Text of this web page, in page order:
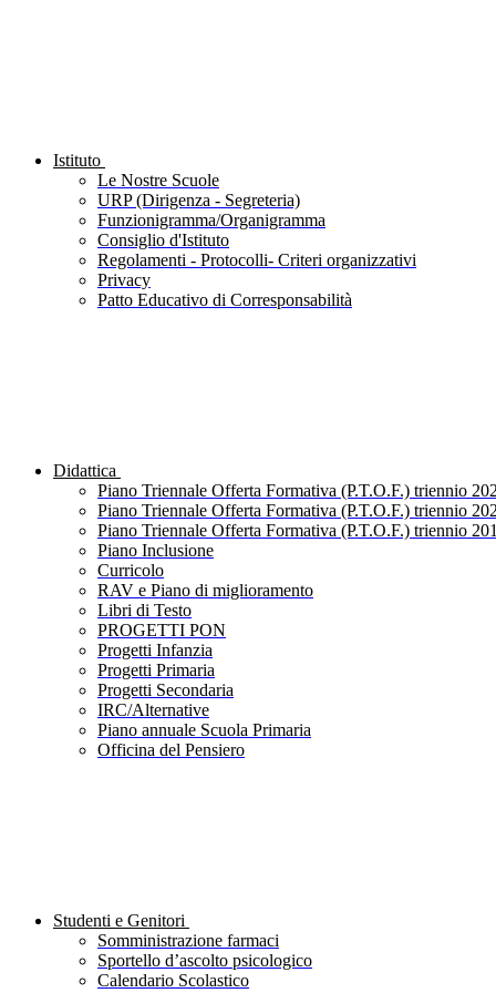
Istituto
Le Nostre Scuole
URP (Dirigenza - Segreteria)
Funzionigramma/Organigramma
Consiglio d'Istituto
Regolamenti - Protocolli- Criteri organizzativi
Privacy
Patto Educativo di Corresponsabilità
Didattica
Piano Triennale Offerta Formativa (P.T.O.F.) triennio
Piano Triennale Offerta Formativa (P.T.O.F.) triennio
Piano Triennale Offerta Formativa (P.T.O.F.) triennio
Piano Inclusione
Curricolo
RAV e Piano di miglioramento
Libri di Testo
PROGETTI PON
Progetti Infanzia
Progetti Primaria
Progetti Secondaria
IRC/Alternative
Piano annuale Scuola Primaria
Officina del Pensiero
Studenti e Genitori
Somministrazione farmaci
Sportello d’ascolto psicologico
Calendario Scolastico